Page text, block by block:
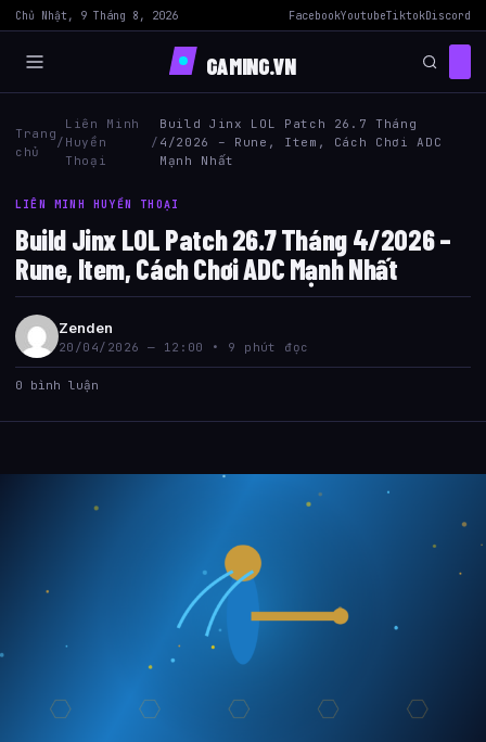
Chủ Nhật, 9 Tháng 8, 2026 FacebookYoutubeTiktokDiscord
GAMING.VN
Trang
chủ
/
Liên Minh
Huyền
Thoại
/
Build Jinx LOL Patch 26.7 Tháng
4/2026 – Rune, Item, Cách Chơi ADC
Mạnh Nhất
LIÊN MINH HUYỀN THOẠI
Build Jinx LOL Patch 26.7 Tháng 4/2026 –
Rune, Item, Cách Chơi ADC Mạnh Nhất
Zenden
20/04/2026 — 12:00 • 9 phút đọc
0 bình luận